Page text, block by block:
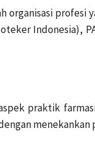
organisasi
Indonesia),
praktik